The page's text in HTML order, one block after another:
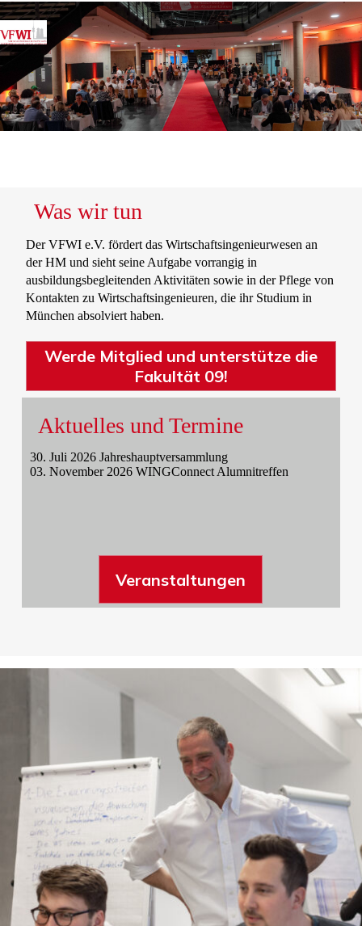
Zum
Inhalt
springen
Was wir tun
Der VFWI e.V. fördert das Wirtschaftsingenieurwesen an
der HM und sieht seine Aufgabe vorrangig in
ausbildungsbegleitenden Aktivitäten sowie in der Pflege von
Kontakten zu Wirtschaftsingenieuren, die ihr Studium in
München absolviert haben.
Werde Mitglied und unterstütze die
Fakultät 09!
Aktuelles und Termine
30. Juli 2026 Jahreshauptversammlung
03. November 2026 WINGConnect Alumnitreffen
Veranstaltungen